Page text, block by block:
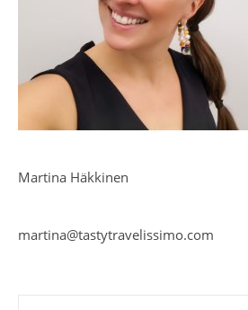
Martina Häkkinen
martina@tastytravelissimo.com